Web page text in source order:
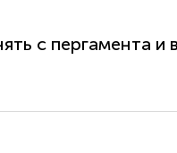
с пергамента и